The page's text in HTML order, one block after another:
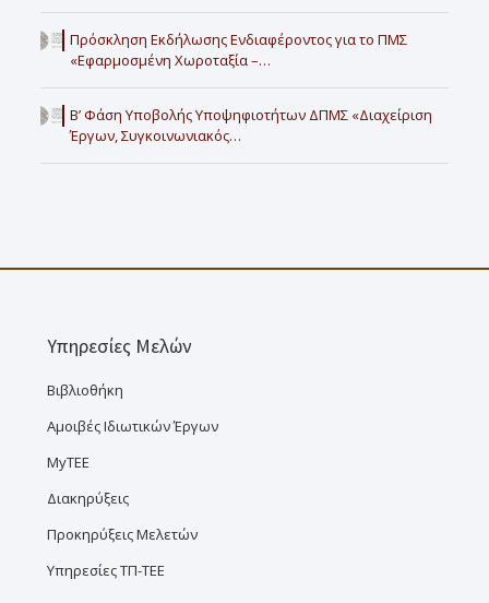
Πρόσκληση Εκδήλωσης Ενδιαφέροντος για το ΠΜΣ
«Εφαρμοσμένη Χωροταξία –…
Β’ Φάση Υποβολής Υποψηφιοτήτων ΔΠΜΣ «Διαχείριση
Έργων, Συγκοινωνιακός…
Υπηρεσίες Μελών
Βιβλιοθήκη
Αμοιβές Ιδιωτικών Έργων
MyTEE
Διακηρύξεις
Προκηρύξεις Μελετών
Υπηρεσίες ΤΠ-ΤΕΕ